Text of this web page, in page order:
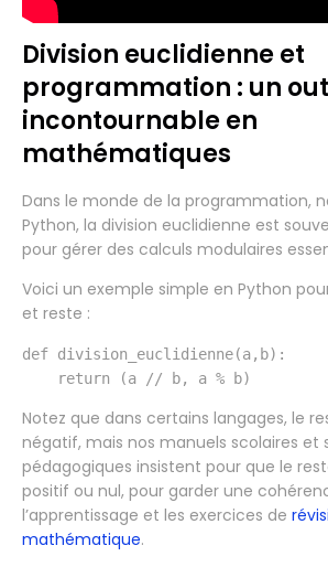
Division euclidienne et
programmation : un
incontournable en
mathématiques
Dans le monde de la programmation,
Python, la division euclidienne est
pour gérer des calculs modulaires
Voici un exemple simple en Python
et reste :
def division_euclidienne(a,b):
Notez que dans certains langages, le
négatif, mais nos manuels scolaires et
pédagogiques insistent pour que le
positif ou nul, pour garder une
l’apprentissage et les exercices de
mathématique.